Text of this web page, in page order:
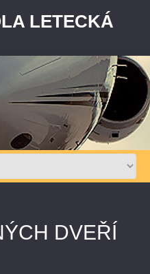
LETECKÁ
DVEŘÍ